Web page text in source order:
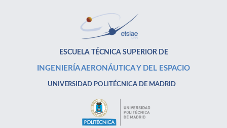
ESCUELA TÉCNICA SUPERIOR DE
INGENIERÍA AERONÁUTICA Y DEL ESPACIO
UNIVERSIDAD POLITÉCNICA DE MADRID